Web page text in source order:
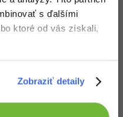
s ďalšími
ktoré od vás získali,
Zobraziť detaily
0 reakcií, 25.9.2016, 00
Android
10 reakcií, 4.8.2016, *smoky*